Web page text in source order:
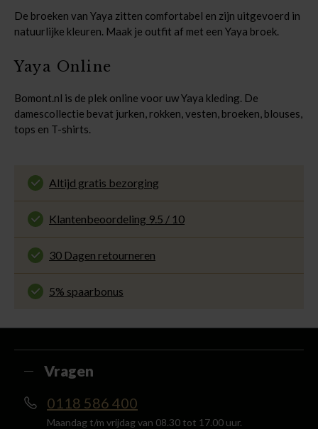
De broeken van Yaya zitten comfortabel en zijn uitgevoerd in
natuurlijke kleuren. Maak je outfit af met een Yaya broek.
Yaya Online
Bomont.nl is de plek online voor uw Yaya kleding. De
damescollectie bevat jurken, rokken, vesten, broeken, blouses,
tops en T-shirts.
Altijd gratis bezorging
En binnen 1 tot 3 werkdagen door DHL
thuisbezorgd. Bekijk alle informatie over
Klantenbeoordeling 9.5 / 10
Onze klanten beoordelen ons met een 9.5 uit 10
op Kiyoh. Bekijk alle reviews of deel jouw eigen
ervaring met ons.
30 Dagen retourneren
Gemakkelijk en voordelig via de DHL Parcelshop
voor slechts € 4,95 of gratis in onze winkels.
5% spaarbonus
Vragen
0118 586 400
Maandag t/m vrijdag van 08.30 tot 17.00 uur.